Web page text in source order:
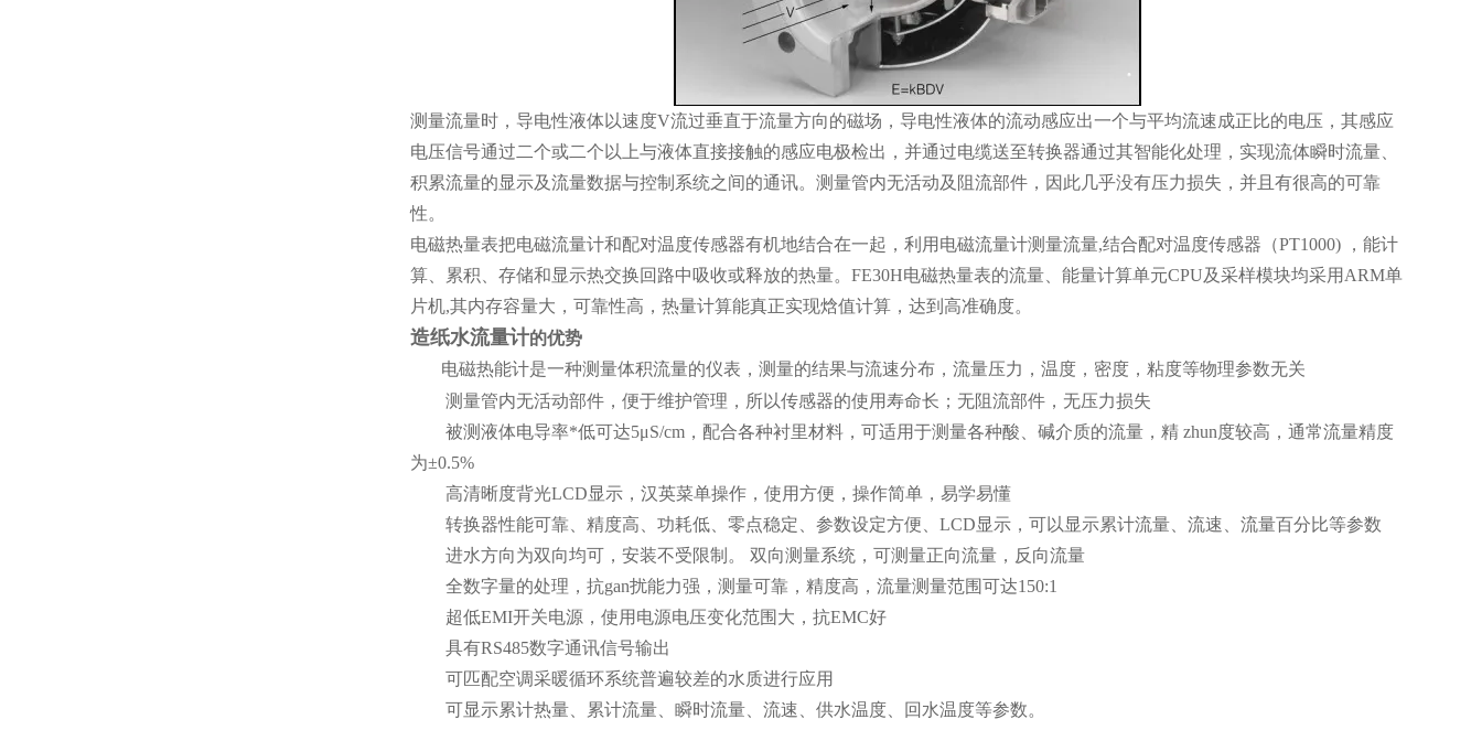
测量流量时，导电性液体以速度V流过垂直于流量方向的磁场，导电性液体的流动感应出一个与平均流速成正比的电压，其感应
电压信号通过二个或二个以上与液体直接接触的感应电极检出，并通过电缆送至转换器通过其智能化处理，实现流体瞬时流量、
积累流量的显示及流量数据与控制系统之间的通讯。测量管内无活动及阻流部件，因此几乎没有压力损失，并且有很高的可靠
性。
电磁热量表把电磁流量计和配对温度传感器有机地结合在一起，利用电磁流量计测量流量,结合配对温度传感器（PT1000) ，能计
算、累积、存储和显示热交换回路中吸收或释放的热量。FE30H电磁热量表的流量、能量计算单元CPU及采样模块均采用ARM单
片机,其内存容量大，可靠性高，热量计算能真正实现焓值计算，达到高准确度。
造纸水流量计的优势
电磁热能计是一种测量体积流量的仪表，测量的结果与流速分布，流量压力，温度，密度，粘度等物理参数无关
测量管内无活动部件，便于维护管理，所以传感器的使用寿命长；无阻流部件，无压力损失
被测液体电导率*低可达5μS/cm，配合各种衬里材料，可适用于测量各种酸、碱介质的流量，精 zhun度较高，通常流量精度
为±0.5%
高清晰度背光LCD显示，汉英菜单操作，使用方便，操作简单，易学易懂
转换器性能可靠、精度高、功耗低、零点稳定、参数设定方便、LCD显示，可以显示累计流量、流速、流量百分比等参数
进水方向为双向均可，安装不受限制。 双向测量系统，可测量正向流量，反向流量
全数字量的处理，抗gan扰能力强，测量可靠，精度高，流量测量范围可达150:1
超低EMI开关电源，使用电源电压变化范围大，抗EMC好
具有RS485数字通讯信号输出
可匹配空调采暖循环系统普遍较差的水质进行应用
可显示累计热量、累计流量、瞬时流量、流速、供水温度、回水温度等参数。